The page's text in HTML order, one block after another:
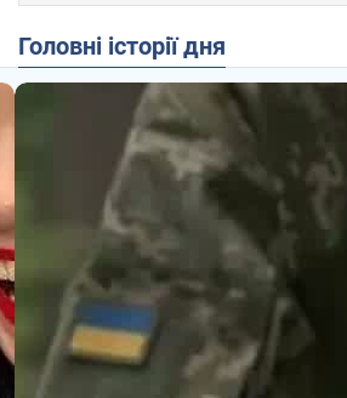
Головні історії дня